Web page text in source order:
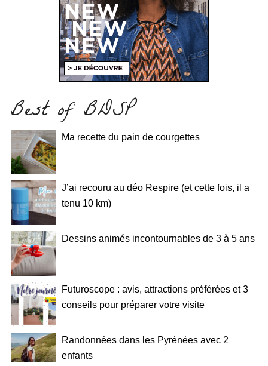
Best of BDSP
Ma recette du pain de courgettes
J’ai recouru au déo Respire (et cette fois, il a
tenu 10 km)
Dessins animés incontournables de 3 à 5 ans
Futuroscope : avis, attractions préférées et 3
conseils pour préparer votre visite
Randonnées dans les Pyrénées avec 2
enfants